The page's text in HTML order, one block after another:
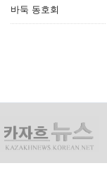
바둑 동호회